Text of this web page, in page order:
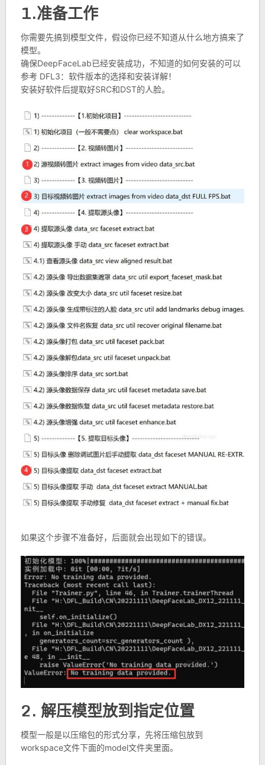
1.准备工作
你需要先搞到模型文件，假设你已经不知道从什么地方搞来了
模型。
确保DeepFaceLab已经安装成功，不知道的如何安装的可以
参考 DFL3：软件版本的选择和安装详解！
安装好软件后提取好SRC和DST的人脸。
如果这个步骤不准备好，后面就会出现如下的错误。
2. 解压模型放到指定位置
模型一般是以压缩包的形式分享，先将压缩包放到
workspace文件下面的model文件夹里面。